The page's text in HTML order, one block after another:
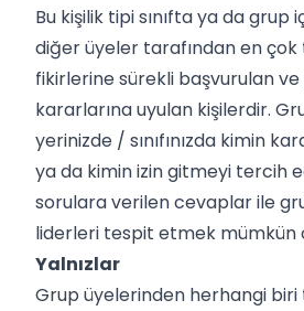
Bu kişilik tipi sınıfta ya da grup
diğer üyeler tarafından en
fikirlerine sürekli başvurulan
kararlarına uyulan kişilerdir.
yerinizde / sınıfınızda kimin
ya da kimin izin gitmeyi tercih
sorulara verilen cevaplar ile
liderleri tespit etmek mümkün
Yalnızlar
Grup üyelerinden herhangi biri